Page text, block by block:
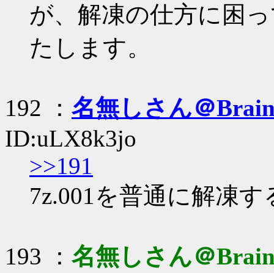
が、解凍の仕方に困
たします。
192 ： 名無しさん＠
ID:uLX8k3jo
>>191
7z.001を普通に解凍
193 ： 名無しさん＠